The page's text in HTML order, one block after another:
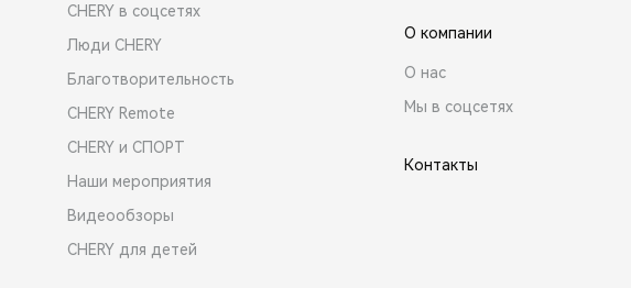
CHERY в соцсетях
Люди CHERY
Благотворительность
CHERY Remote
CHERY и СПОРТ
Наши мероприятия
Видеообзоры
CHERY для детей
О компании
О нас
Мы в соцсетях
Контакты